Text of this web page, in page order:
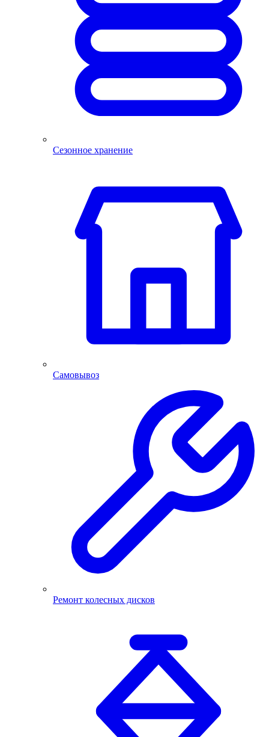
Сезонное хранение
Самовывоз
Ремонт колесных дисков